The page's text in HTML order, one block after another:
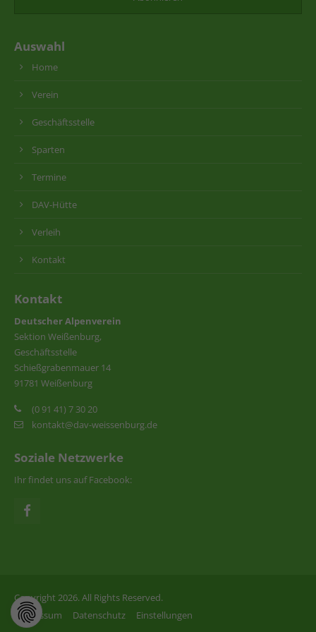
Auswahl
Home
Verein
Geschäftsstelle
Sparten
Termine
DAV-Hütte
Verleih
Kontakt
Kontakt
Deutscher Alpenverein
Sektion Weißenburg,
Geschäftsstelle
Schießgrabenmauer 14
91781 Weißenburg
(0 91 41) 7 30 20
kontakt@dav-weissenburg.de
Soziale Netzwerke
Ihr findet uns auf Facebook:
Copyright 2026. All Rights Reserved.
Impressum
Datenschutz Einstellungen